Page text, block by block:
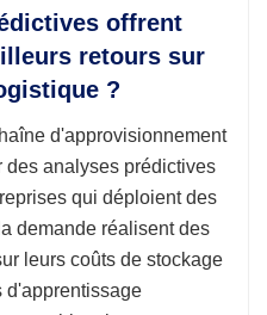
offrent
retours sur
?
d'approvisionnement
des analyses prédictives
qui déploient des
demande réalisent des
leurs coûts de stockage
d'apprentissage